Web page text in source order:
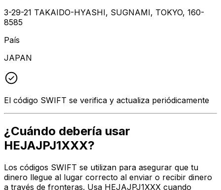
3-29-21 TAKAIDO-HYASHI, SUGNAMI, TOKYO, 160-
8585
País
JAPAN
El código SWIFT se verifica y actualiza periódicamente
¿Cuándo debería usar
HEJAJPJ1XXX?
Los códigos SWIFT se utilizan para asegurar que tu
dinero llegue al lugar correcto al enviar o recibir dinero
a través de fronteras. Usa HEJAJPJ1XXX cuando